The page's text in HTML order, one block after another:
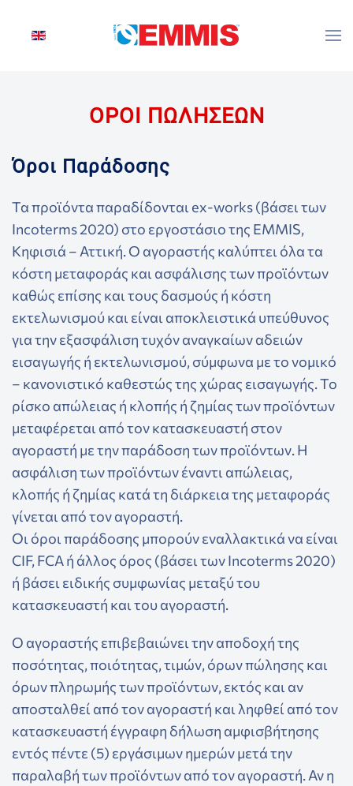
Skip to main content
ΟΡΟΙ ΠΩΛΗΣΕΩΝ
Όροι Παράδοσης
Τα προϊόντα παραδίδονται ex-works (βάσει των
Incoterms 2020) στο εργοστάσιο της EMMIS,
Κηφισιά – Αττική. Ο αγοραστής καλύπτει όλα τα
κόστη μεταφοράς και ασφάλισης των προϊόντων
καθώς επίσης και τους δασμούς ή κόστη
εκτελωνισμού και είναι αποκλειστικά υπεύθυνος
για την εξασφάλιση τυχόν αναγκαίων αδειών
εισαγωγής ή εκτελωνισμού, σύμφωνα με το νομικό
– κανονιστικό καθεστώς της χώρας εισαγωγής. Το
ρίσκο απώλειας ή κλοπής ή ζημίας των προϊόντων
μεταφέρεται από τον κατασκευαστή στον
αγοραστή με την παράδοση των προϊόντων. Η
ασφάλιση των προϊόντων έναντι απώλειας,
κλοπής ή ζημίας κατά τη διάρκεια της μεταφοράς
γίνεται από τον αγοραστή.
Οι όροι παράδοσης μπορούν εναλλακτικά να είναι
CIF, FCA ή άλλος όρος (βάσει των Incoterms 2020)
ή βάσει ειδικής συμφωνίας μεταξύ του
κατασκευαστή και του αγοραστή.
Ο αγοραστής επιβεβαιώνει την αποδοχή της
ποσότητας, ποιότητας, τιμών, όρων πώλησης και
όρων πληρωμής των προϊόντων, εκτός και αν
αποσταλθεί από τον αγοραστή και ληφθεί από τον
κατασκευαστή έγγραφη δήλωση αμφισβήτησης
εντός πέντε (5) εργάσιμων ημερών μετά την
παραλαβή των προϊόντων από τον αγοραστή. Αν η